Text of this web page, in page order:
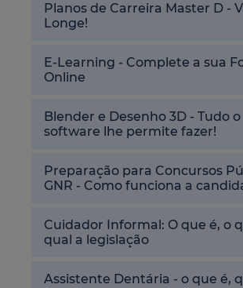
Planos de Carreira Master D -
Longe!
E-Learning - Complete a sua
Online
Blender e Desenho 3D - Tudo
software lhe permite fazer!
Preparação para Concursos
GNR - Como funciona a
Cuidador Informal: O que é, o
qual a legislação
Assistente Dentária - o que é,